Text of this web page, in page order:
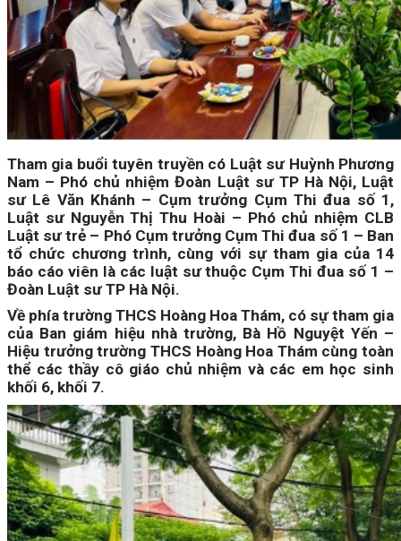
Tham gia buổi tuyên truyền có Luật sư Huỳnh Phương
Nam – Phó chủ nhiệm Đoàn Luật sư TP Hà Nội, Luật
sư Lê Văn Khánh – Cụm trưởng Cụm Thi đua số 1,
Luật sư Nguyễn Thị Thu Hoài – Phó chủ nhiệm CLB
Luật sư trẻ – Phó Cụm trưởng Cụm Thi đua số 1 – Ban
tổ chức chương trình, cùng với sự tham gia của 14
báo cáo viên là các luật sư thuộc Cụm Thi đua số 1 –
Đoàn Luật sư TP Hà Nội.
Về phía trường THCS Hoàng Hoa Thám, có sự tham gia
của Ban giám hiệu nhà trường, Bà Hồ Nguyệt Yến –
Hiệu trưởng trường THCS Hoàng Hoa Thám cùng toàn
thể các thầy cô giáo chủ nhiệm và các em học sinh
khối 6, khối 7.